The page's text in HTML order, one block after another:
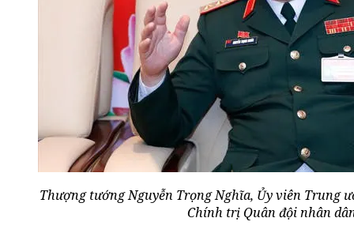
Thượng tướng Nguyễn Trọng Nghĩa, Ủy viên Trung
Chính trị Quân đội nhân